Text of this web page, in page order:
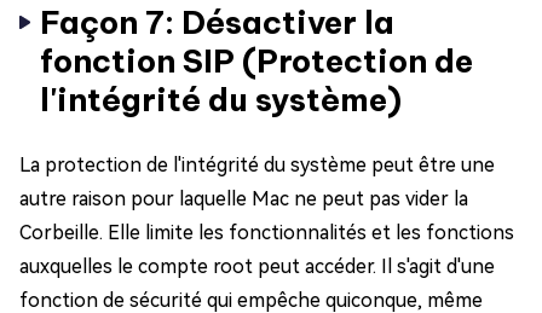
Façon 7: Désactiver la
fonction SIP (Protection de
l'intégrité du système)
La protection de l'intégrité du système peut être une
autre raison pour laquelle Mac ne peut pas vider la
Corbeille. Elle limite les fonctionnalités et les fonctions
auxquelles le compte root peut accéder. Il s'agit d'une
fonction de sécurité qui empêche quiconque, même